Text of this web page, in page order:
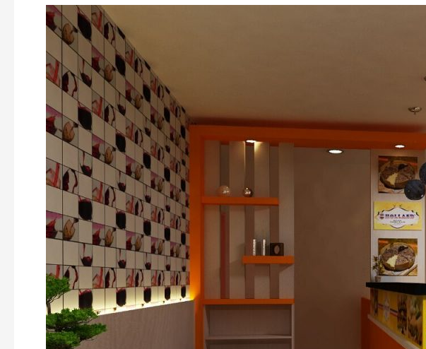
TIPS
MENDESAIN
TOKO
COCOK
UNTUK
USAHA
DI
TANGERANG